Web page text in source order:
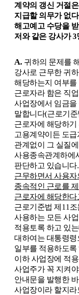
계약의 갱신 거절
지급할 의무가 없
해고예고 수당을
저와 같은 강사가3
A. 귀하의 문제를
강사로 근무한 귀
해당하는지 여부
근로자라 함은 직
사업장에서 임금
말합니다(근로기준
근로자에 해당하기
고용계약이든 도급
관계없이 그 실질
사용종속관계하에
판단하고 있습니다.
근무하면서 사용
종속적인 근로를
근로자에 해당한다
근로기준법 제 11조
사용하는 모든 사
적용토록 하고 있는
대하여는 대통령
일부를 적용하도
이하 사업장에 적
사업주가 꼭 지켜
안내문을 발행한
사업장이라 할지라